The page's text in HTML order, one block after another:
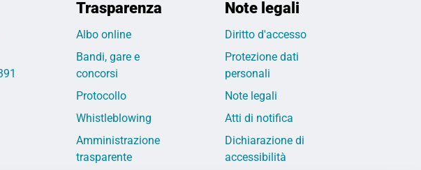
Trasparenza
Albo online
Bandi, gare e
concorsi
Protocollo
Whistleblowing
Amministrazione
trasparente
Note legali
Diritto d'accesso
Protezione dati
personali
Note legali
Atti di notifica
Dichiarazione di
accessibilità